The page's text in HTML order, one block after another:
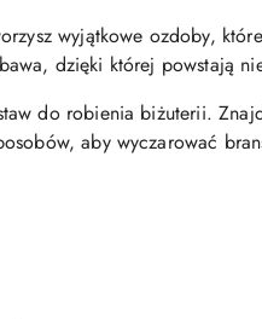
wyjątkowe ozdoby,
dzięki której powstają
do robienia biżuterii.
aby wyczarować